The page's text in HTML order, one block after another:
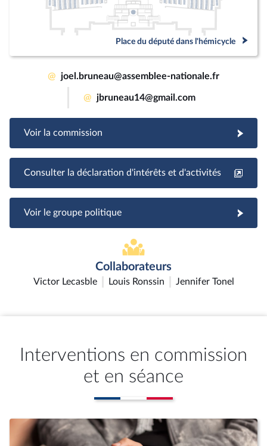
Place du député dans l'hémicycle
@ joel.bruneau@assemblee-nationale.fr
@ jbruneau14@gmail.com
Voir la commission
Consulter la déclaration d'intérêts et d'activités
Voir le groupe politique
Collaborateurs
Victor Lecasble Louis Ronssin Jennifer Tonel
Interventions en commission
et en séance